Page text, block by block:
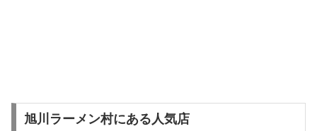
旭川ラーメン村にある人気店